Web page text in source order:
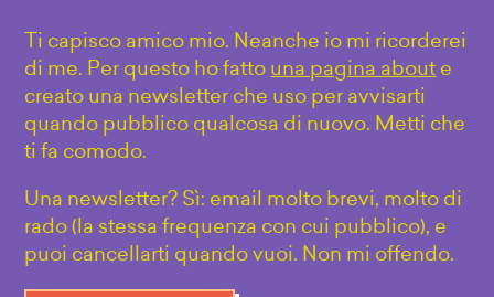
Ti capisco amico mio. Neanche io mi ricorderei
di me. Per questo ho fatto una pagina about e
creato una newsletter che uso per avvisarti
quando pubblico qualcosa di nuovo. Metti che
ti fa comodo.
Una newsletter? Sì: email molto brevi, molto di
rado (la stessa frequenza con cui pubblico), e
puoi cancellarti quando vuoi. Non mi offendo.